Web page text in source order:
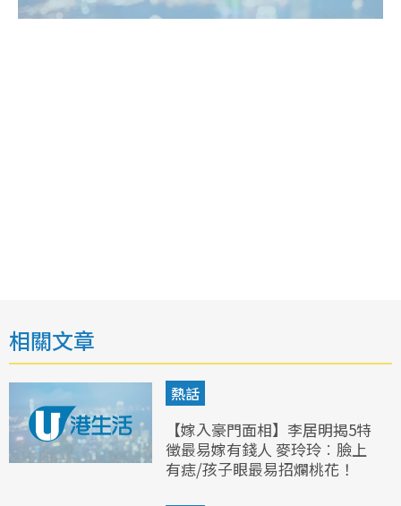
相關文章
熱話
【嫁入豪門面相】李居明揭5特
徵最易嫁有錢人 麥玲玲︰臉上
有痣/孩子眼最易招爛桃花！